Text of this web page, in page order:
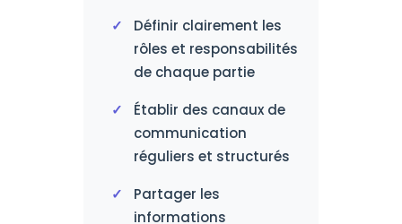
Définir clairement les
rôles et responsabilités
de chaque partie
Établir des canaux de
communication
réguliers et structurés
Partager les
informations